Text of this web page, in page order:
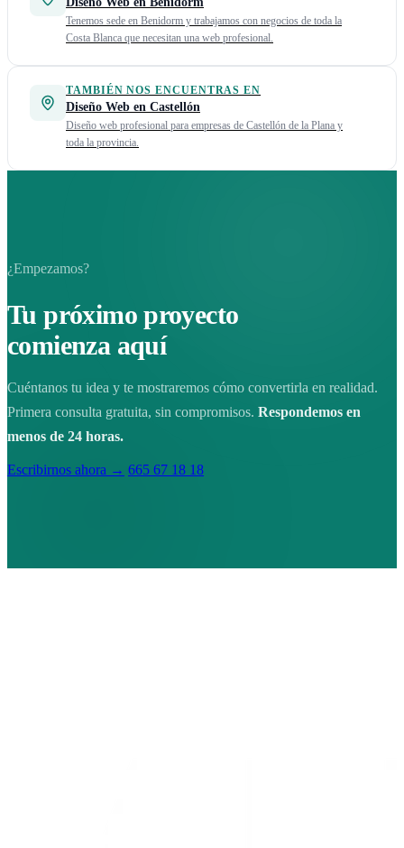
Tenemos sede en Benidorm y trabajamos con negocios de toda la
Costa Blanca que necesitan una web profesional.
TAMBIÉN NOS ENCUENTRAS EN
Diseño Web en Castellón
Diseño web profesional para empresas de Castellón de la Plana y
toda la provincia.
¿Empezamos?
Tu próximo proyecto
comienza aquí
Cuéntanos tu idea y te mostraremos cómo convertirla en realidad.
Primera consulta gratuita, sin compromisos. Respondemos en
menos de 24 horas.
Escribirnos ahora → 665 67 18 18